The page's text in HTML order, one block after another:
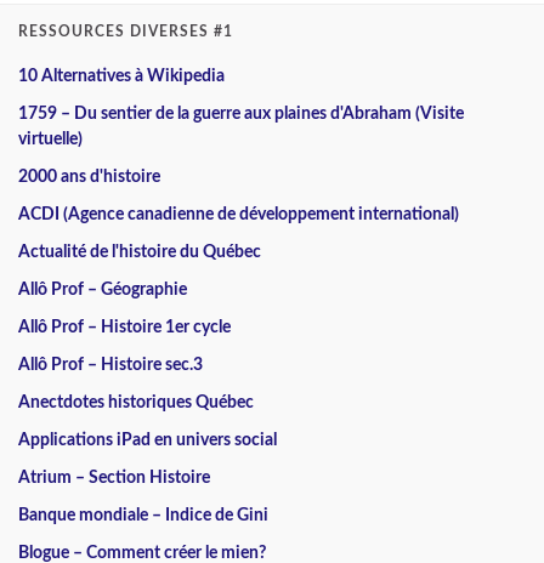
RESSOURCES DIVERSES #1
10 Alternatives à Wikipedia
1759 – Du sentier de la guerre aux plaines d'Abraham (Visite
virtuelle)
2000 ans d'histoire
ACDI (Agence canadienne de développement international)
Actualité de l'histoire du Québec
Allô Prof – Géographie
Allô Prof – Histoire 1er cycle
Allô Prof – Histoire sec.3
Anectdotes historiques Québec
Applications iPad en univers social
Atrium – Section Histoire
Banque mondiale – Indice de Gini
Blogue – Comment créer le mien?